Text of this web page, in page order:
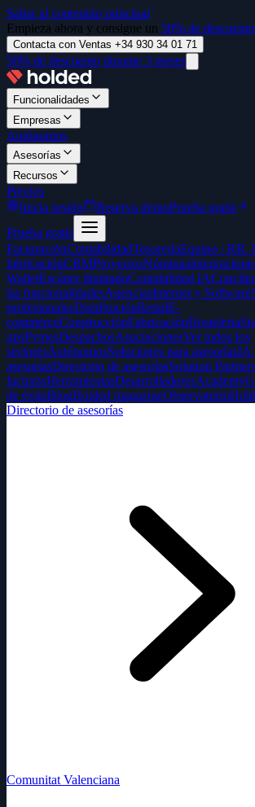
Saltar al contenido principal
Empieza ahora y consigue un 50% de
Contacta con Ventas +34 930 34 01 71
50% de descuento durante 3 meses
Funcionalidades
Empresas
Autónomos
Asesorías
Recursos
Precios
Inicia sesión
Reserva demoPrueba gratis
Prueba gratis
FacturaciónContabilidadTesoreríaEquipo / RR.
fabricaciónCRMProyectosNóminas
WalletEscáner ilimitadoContabilidad IA
las funcionalidadesAgenciasInternet y Software
profesionalesDistribuciónRetailE-
commerceConstrucciónFabricaciónHostelería
upsPymesDespachosAsociacionesVer todos los
sectoresAutónomosSoluciones para asesoríasIA
asesoríasDirectorio de asesoríasSolution
facturasHerramientasDesarrolladoresAcademy
de éxitoBlogHolded magazineObservatorio
Directorio de asesorías
Comunitat Valenciana